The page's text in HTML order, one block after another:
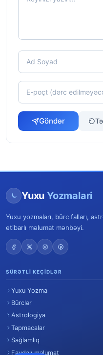
Göndər
Yuxu Yozmalari
Yuxu yozmaları, bürc falları,
etibarlı məlumat mənbəyi.
SÜRƏTLI KEÇIDLƏR
Yuxu Yozma
Bürclər
Astrologiya
Tapmacalar
Sağlamlıq
Faydalı məlumat